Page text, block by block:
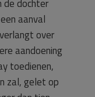
de dochter
aanval
over
aandoening
toedienen,
zal, gelet op